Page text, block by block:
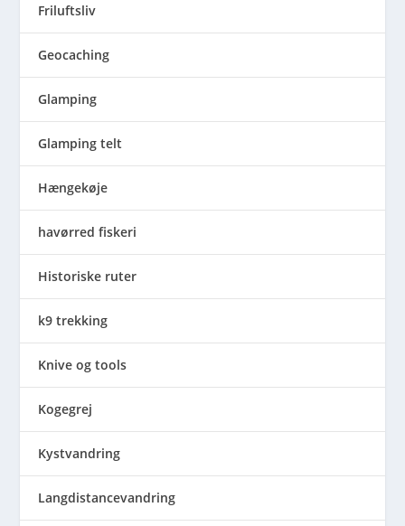
Friluftsliv
Geocaching
Glamping
Glamping telt
Hængekøje
havørred fiskeri
Historiske ruter
k9 trekking
Knive og tools
Kogegrej
Kystvandring
Langdistancevandring